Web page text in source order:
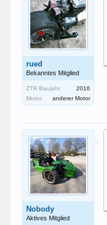
rued
Bekanntes Mitglied
ZTR Baujahr:
2016
Motor:
anderer Motor
Nobody
Aktives Mitglied